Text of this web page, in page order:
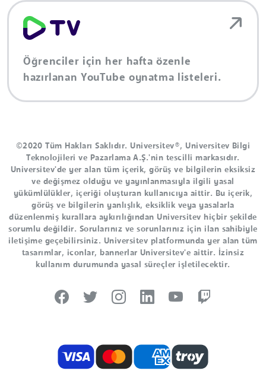
Öğrenciler için her hafta özenle
hazırlanan YouTube oynatma listeleri.
©2020 Tüm Hakları Saklıdır. Universitev®, Universitev Bilgi
Teknolojileri ve Pazarlama A.Ş.'nin tescilli markasıdır.
Universitev'de yer alan tüm içerik, görüş ve bilgilerin eksiksiz
ve değişmez olduğu ve yayınlanmasıyla ilgili yasal
yükümlülükler, içeriği oluşturan kullanıcıya aittir. Bu içerik,
görüş ve bilgilerin yanlışlık, eksiklik veya yasalarla
düzenlenmiş kurallara aykırılığından Universitev hiçbir şekilde
sorumlu değildir. Sorularınız ve sorunlarınız için ilan sahibiyle
iletişime geçebilirsiniz. Universitev platformunda yer alan tüm
tasarımlar, iconlar, bannerlar Universitev'e aittir. İzinsiz
kullanım durumunda yasal süreçler işletilecektir.